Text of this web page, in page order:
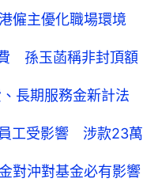
僱主優化職場環境
孫玉菡稱非封頂額
長期服務金新計法
工受影響 涉款23萬
對沖對基金必有影響